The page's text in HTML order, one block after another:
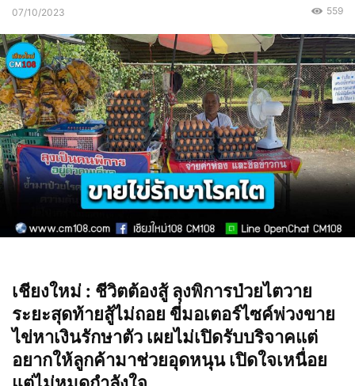
07/10/2023 559
เชียงใหม่ : ชีวิตต้องสู้ ลุงพิการป่วยไตวาย
ระยะสุดท้ายสู้ไม่ถอย ขี่มอเตอร์ไซค์พ่วงขาย
ไข่หาเงินรักษาตัว เผยไม่เปิดรับบริจาคแต่
อยากให้ลูกค้ามาช่วยอุดหนุน เปิดใจเหนื่อย